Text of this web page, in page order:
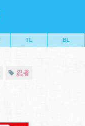
TL BL
忍者